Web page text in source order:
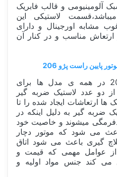
آلومینیومی و قالب فابریک
لاستیکی این
مشابه اورجینال و دارای
ارتعاش مناسب و در کنار آن
پایین راست پژو 206
در همه ی خودروهای 206 در همه ی مدل ها برای
دو عدد لاستیک ضربه گیر
ها ارتعاشات ایجاد شده را تا
ضربه گیر به دلیل اینکه در
میشوند و خاصیت خود
می شود که موتور دچار
گیری باعث می شود اتاق
عوامل مهمی که قیمت و
می کند جنس مواد اولیه و